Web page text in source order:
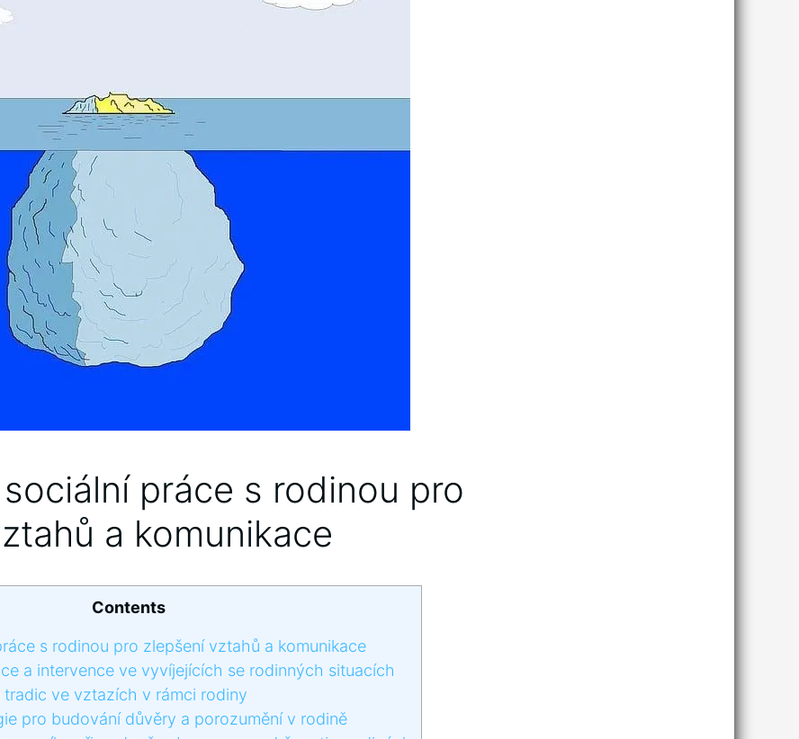
práce s rodinou pro
a komunikace
Contents
s rodinou pro zlepšení vztahů a komunikace
a intervence ve vyvíjejících se rodinných situacích
tradic ve vztazích v rámci rodiny
pro ​budování důvěry a porozumění v rodině